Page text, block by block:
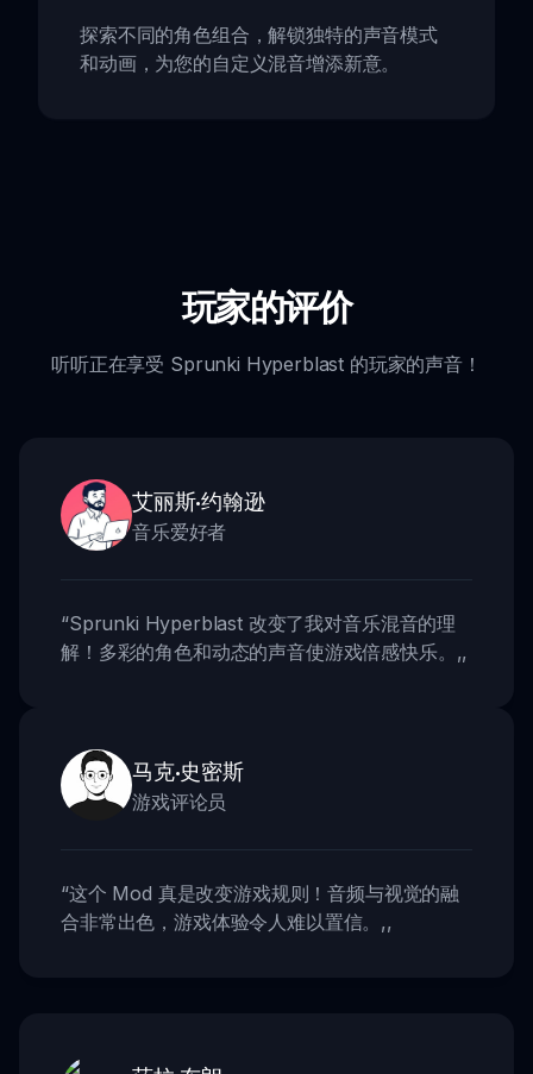
探索不同的角色组合，解锁独特的声音模式
和动画，为您的自定义混音增添新意。
玩家的评价
听听正在享受 Sprunki Hyperblast 的玩家的声音！
艾丽斯·约翰逊
音乐爱好者
“Sprunki Hyperblast 改变了我对音乐混音的理
解！多彩的角色和动态的声音使游戏倍感快乐。 ,,
马克·史密斯
游戏评论员
“这个 Mod 真是改变游戏规则！音频与视觉的融
合非常出色，游戏体验令人难以置信。 ,,